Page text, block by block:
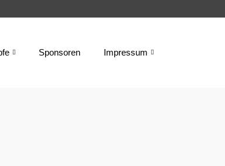
Sponsoren Impressum